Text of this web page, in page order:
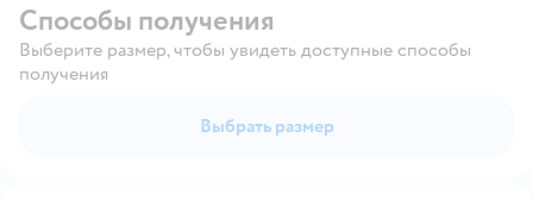
Способы получения
Выберите размер, чтобы увидеть доступные способы
получения
Выбрать размер